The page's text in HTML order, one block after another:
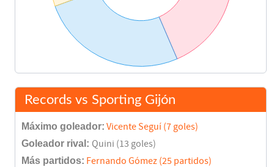
Records vs Sporting Gijón
Máximo goleador: Vicente Seguí (7 goles)
Goleador rival: Quini (13 goles)
Más partidos: Fernando Gómez (25 partidos)